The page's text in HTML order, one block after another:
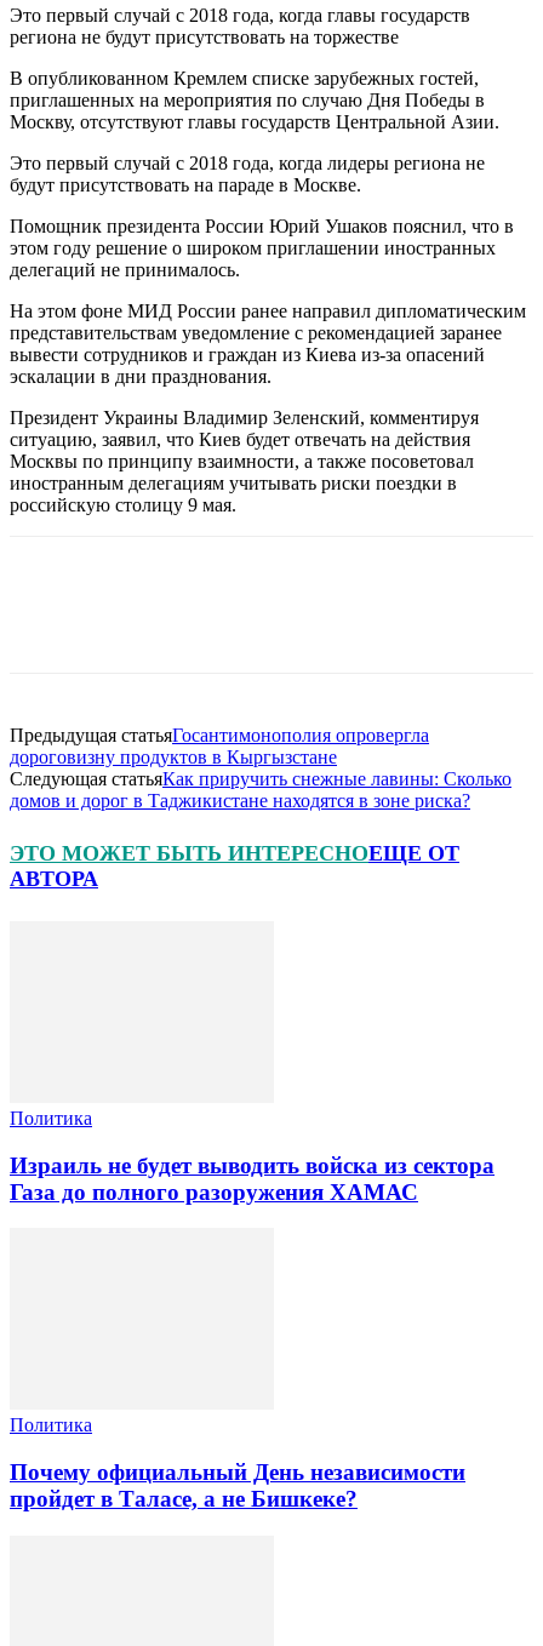
Это первый случай с 2018 года, когда главы государств
региона не будут присутствовать на торжестве
В опубликованном Кремлем списке зарубежных гостей,
приглашенных на мероприятия по случаю Дня Победы в
Москву, отсутствуют главы государств Центральной Азии.
Это первый случай с 2018 года, когда лидеры региона не
будут присутствовать на параде в Москве.
Помощник президента России Юрий Ушаков пояснил, что в
этом году решение о широком приглашении иностранных
делегаций не принималось.
На этом фоне МИД России ранее направил дипломатическим
представительствам уведомление с рекомендацией заранее
вывести сотрудников и граждан из Киева из-за опасений
эскалации в дни празднования.
Президент Украины Владимир Зеленский, комментируя
ситуацию, заявил, что Киев будет отвечать на действия
Москвы по принципу взаимности, а также посоветовал
иностранным делегациям учитывать риски поездки в
российскую столицу 9 мая.
Предыдущая статьяГосантимонополия опровергла
дороговизну продуктов в Кыргызстане
Следующая статьяКак приручить снежные лавины: Сколько
домов и дорог в Таджикистане находятся в зоне риска?
ЭТО МОЖЕТ БЫТЬ ИНТЕРЕСНОЕЩЕ ОТ
АВТОРА
Политика
Израиль не будет выводить войска из сектора
Газа до полного разоружения ХАМАС
Политика
Почему официальный День независимости
пройдет в Таласе, а не Бишкеке?